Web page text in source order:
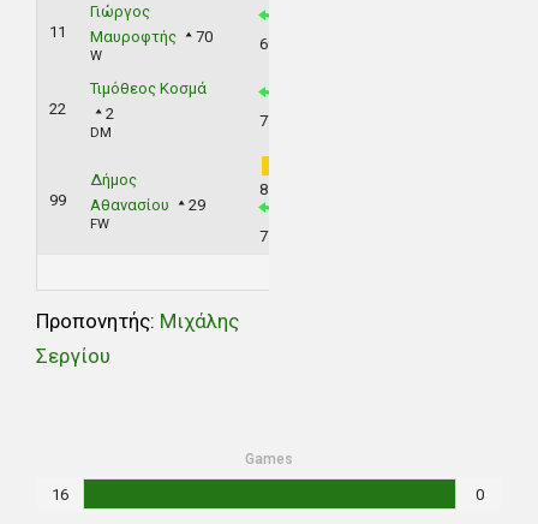
11
Γιώργος
Μαυροφτής
70
W
69'
22
Τιμόθεος Κοσμά
2
DM
77'
99
Δήμος
Αθανασίου
29
FW
85'
77'
Προπονητής: Mιχάλης
Σεργίου
Games
16 0